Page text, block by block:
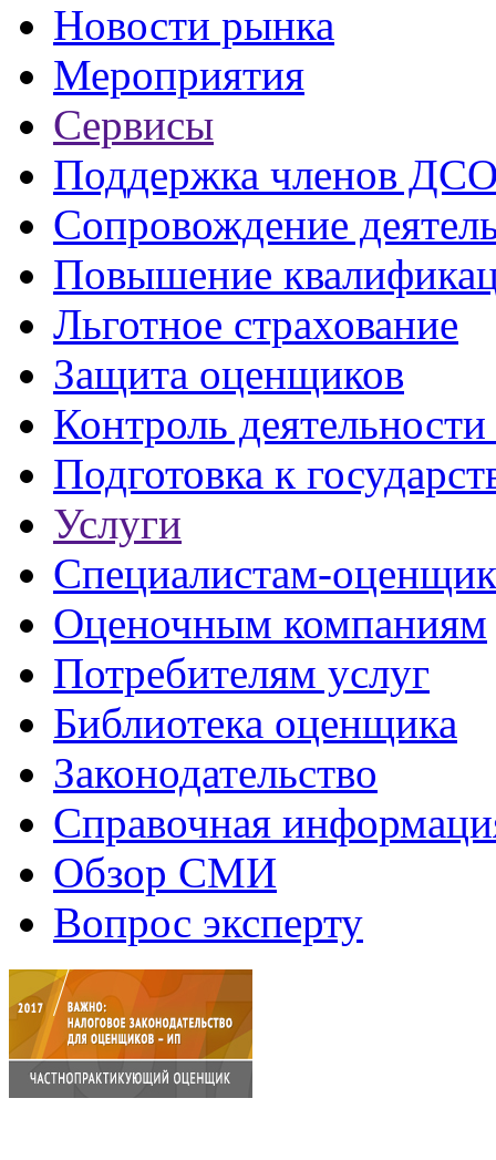
Новости рынка
Мероприятия
Сервисы
Поддержка членов
Сопровождение
Повышение
Льготное страхование
Защита оценщиков
Контроль
Подготовка к
Услуги
Специалистам-
Оценочным компаниям
Потребителям услуг
Библиотека оценщика
Законодательство
Справочная
Обзор СМИ
Вопрос эксперту